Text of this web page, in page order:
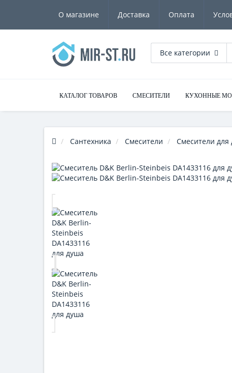
О магазине Доставка Оплата
Все категории
КАТАЛОГ ТОВАРОВ СМЕСИТЕЛИ КУХОННЫЕ
Сантехника Смесители Смесители для